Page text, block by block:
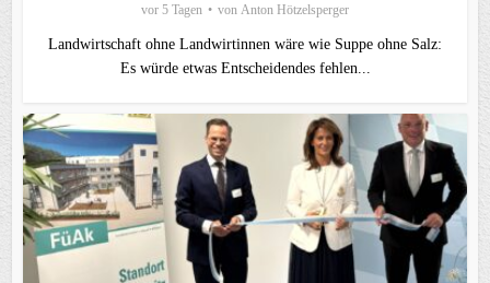
vor 5 Tagen von Anton Hötzelsperger
Landwirtschaft ohne Landwirtinnen wäre wie Suppe ohne Salz:
Es würde etwas Entscheidendes fehlen...